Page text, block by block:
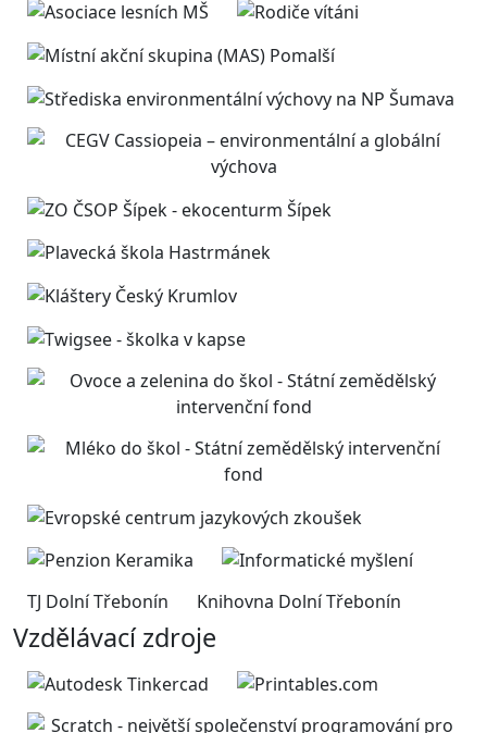
TJ Dolní Třebonín Knihovna Dolní Třebonín
Vzdělávací zdroje